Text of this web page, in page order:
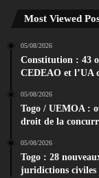
Most Viewed
05/08/2026
Constitution : 43
CEDEAO et l’UA
05/08/2026
Togo / UEMOA :
droit de la
05/08/2026
Togo : 28
juridictions civiles